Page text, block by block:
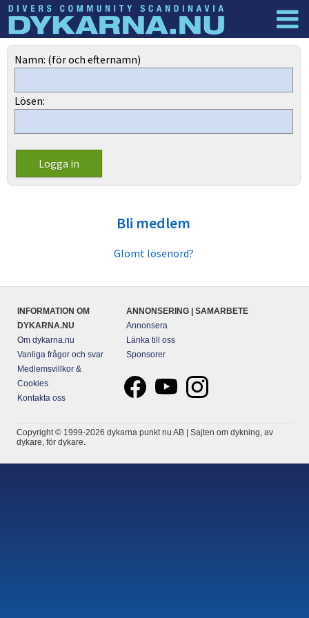
Dyknyheter
Namn: (för och efternamn)
Lösen:
Bli medlem
Glömt lösenord?
INFORMATION OM
DYKARNA.NU
Om dykarna.nu
Vanliga frågor och svar
Medlemsvillkor &
Cookies
Kontakta oss
ANNONSERING | SAMARBETE
Annonsera
Länka till oss
Sponsorer
Copyright © 1999-2026 dykarna punkt nu AB | Sajten om dykning, av
dykare, för dykare.